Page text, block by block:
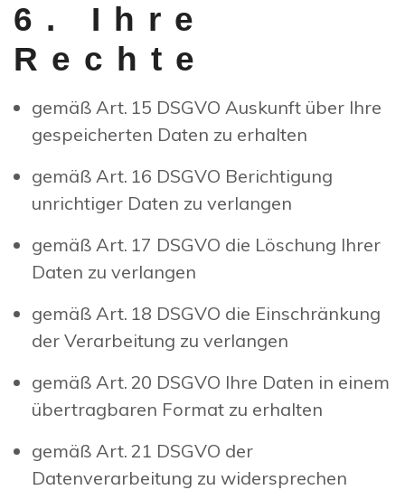
6. Ihre
Rechte
gemäß Art. 15 DSGVO Auskunft über Ihre
gespeicherten Daten zu erhalten
gemäß Art. 16 DSGVO Berichtigung
unrichtiger Daten zu verlangen
gemäß Art. 17 DSGVO die Löschung Ihrer
Daten zu verlangen
gemäß Art. 18 DSGVO die Einschränkung
der Verarbeitung zu verlangen
gemäß Art. 20 DSGVO Ihre Daten in einem
übertragbaren Format zu erhalten
gemäß Art. 21 DSGVO der
Datenverarbeitung zu widersprechen